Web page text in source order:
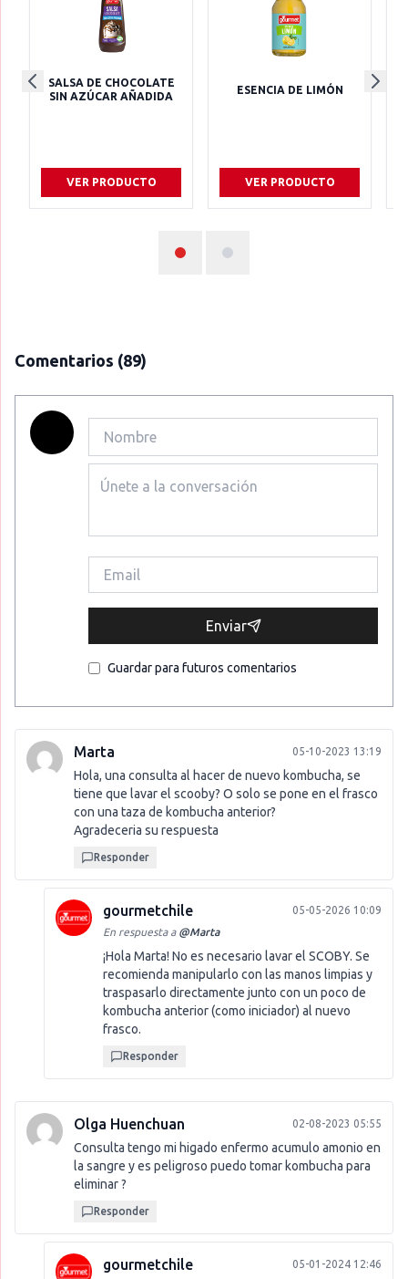
SALSA DE CHOCOLATE
SIN AZÚCAR AÑADIDA
VER PRODUCTO
ESENCIA DE LIMÓN
VER PRODUCTO
Comentarios (89)
Enviar
Guardar para futuros comentarios
Marta 05-10-2023 13:19
Hola, una consulta al hacer de nuevo kombucha, se
tiene que lavar el scooby? O solo se pone en el frasco
con una taza de kombucha anterior?
Agradeceria su respuesta
Responder
gourmetchile
05-05-2026 10:09
En respuesta a @Marta
¡Hola Marta! No es necesario lavar el SCOBY. Se
recomienda manipularlo con las manos limpias y
traspasarlo directamente junto con un poco de
kombucha anterior (como iniciador) al nuevo
frasco.
Responder
Olga Huenchuan 02-08-2023 05:55
Consulta tengo mi higado enfermo acumulo amonio en
la sangre y es peligroso puedo tomar kombucha para
eliminar ?
Responder
gourmetchile
05-01-2024 12:46